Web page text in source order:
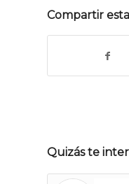
Compartir
Quizás te